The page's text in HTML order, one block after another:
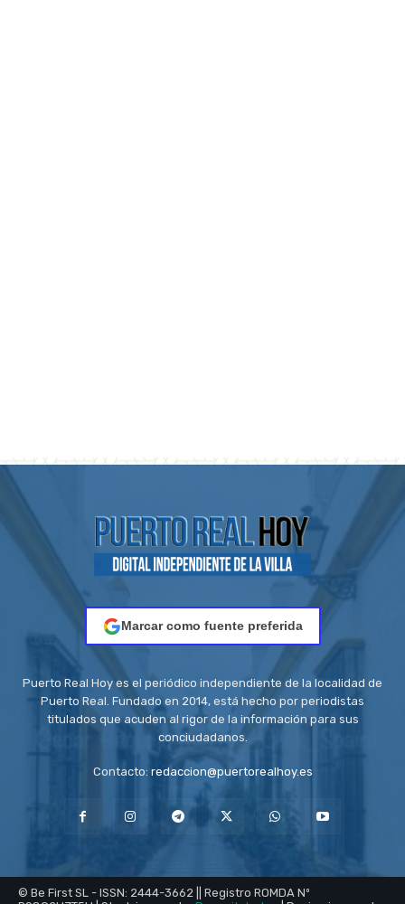
Marcar como fuente preferida
Puerto Real Hoy es el periódico independiente de la localidad de
Puerto Real. Fundado en 2014, está hecho por periodistas
titulados que acuden al rigor de la información para sus
conciudadanos.
Contacto: redaccion@puertorealhoy.es
© Be First SL - ISSN: 2444-3662 || Registro ROMDA Nº